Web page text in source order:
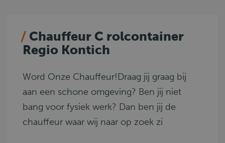
Chauffeur C rolcontainer
Regio Kontich
Word Onze Chauffeur!Draag jij graag bij
aan een schone omgeving? Ben jij niet
bang voor fysiek werk? Dan ben jij de
chauffeur waar wij naar op zoek zi